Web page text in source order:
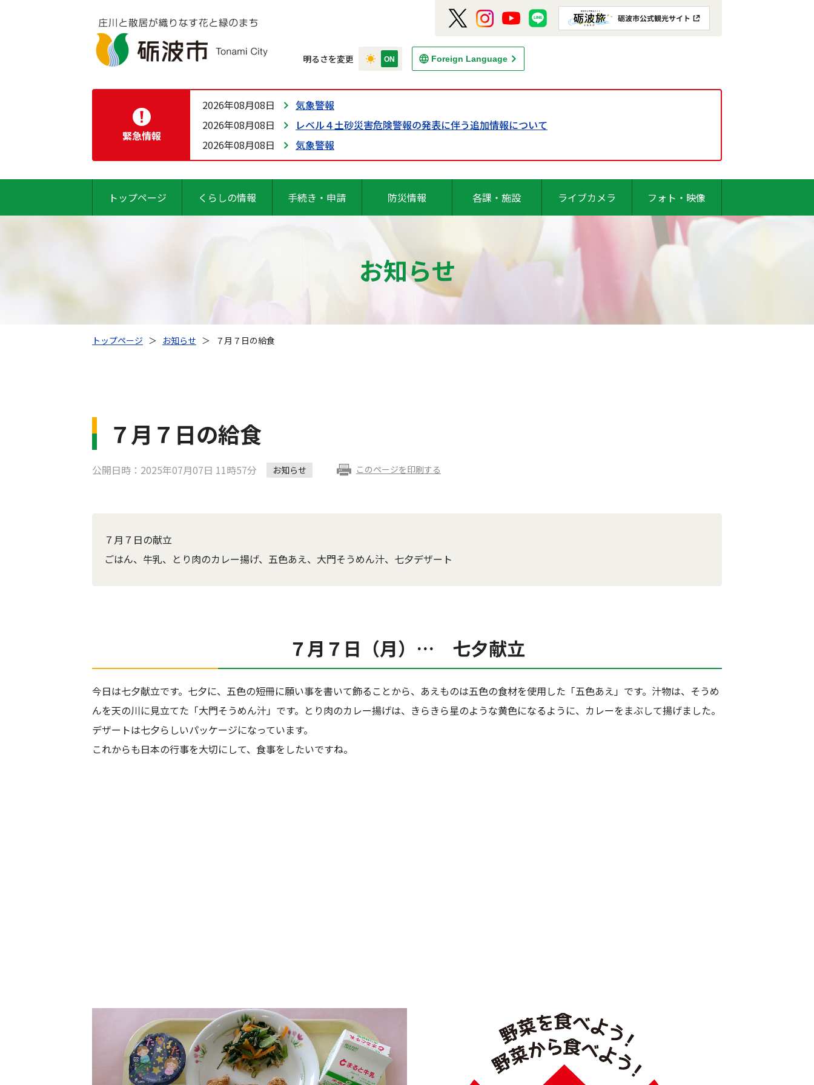
明るさを変更 Foreign Language
緊急情報
2026年08月08日
気象警報
2026年08月08日
レベル４土砂災害危険警報の発表に伴う追加情報について
2026年08月08日
気象警報
トップページ くらしの情報 手続き・申請 防災情報 各課・施設 ライブカメラ フォト・映像
お知らせ
トップページ ＞ お知らせ ＞ ７月７日の給食
７月７日の給食
公開日時：2025年07月07日 11時57分 お知らせ このページを印刷する
７月７日の献立
ごはん、牛乳、とり肉のカレー揚げ、五色あえ、大門そうめん汁、七夕デザート
７月７日（月）… 七夕献立
今日は七夕献立です。七夕に、五色の短冊に願い事を書いて飾ることから、あえものは五色の食材を使用した「五色あえ」です。汁物は、そうめ
んを天の川に見立てた「大門そうめん汁」です。とり肉のカレー揚げは、きらきら星のような黄色になるように、カレーをまぶして揚げました。
デザートは七夕らしいパッケージになっています。
これからも日本の行事を大切にして、食事をしたいですね。